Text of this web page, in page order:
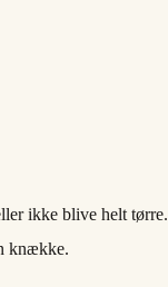
ikke blive helt tørre.
knække.